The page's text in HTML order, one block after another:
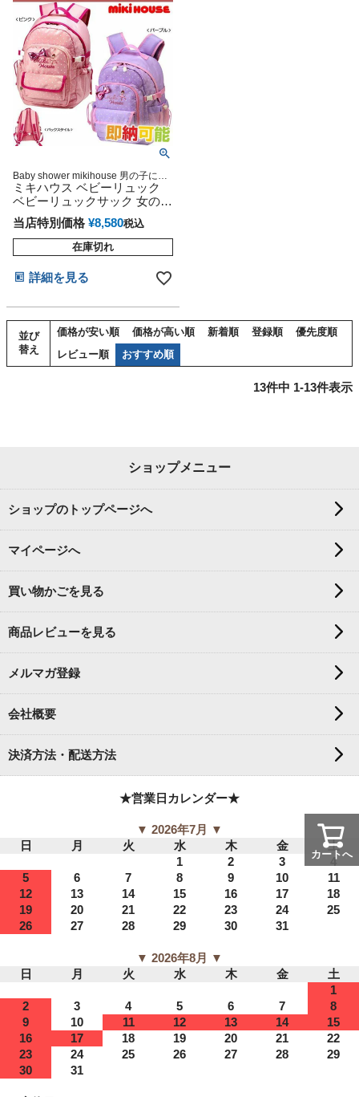
Baby shower mikihouse 男の子にも
女の子にも大人気のミキハウスギフ
ト
ミキハウス ベビーリュック
ベビーリュックサック 女の子
男の子 リーナちゃん アウト
ドア風
当店特別価格 ¥8,580税込
在庫切れ
詳細を見る
並び
替え
価格が安い順 価格が高い順 新着順 登録順
優先度順
レビュー順
おすすめ順
13件中 1-13件表示
カートへ
ショップメニュー
ショップのトップページへ
マイページへ
買い物かごを見る
商品レビューを見る
メルマガ登録
会社概要
決済方法・配送方法
★営業日カレンダー★
▼ 2026年7月 ▼
日
月 火 水 木 金
土
1
2 3
4
5
6 7 8 9 10
11
12
13 14 15 16 17
18
19
20 21 22 23 24
25
26
27 28 29 30 31
▼ 2026年8月 ▼
日
月 火 水 木 金
土
1
2
3 4 5 6 7
8
9
10 11 12 13 14
15
16
17 18 19 20 21
22
23
24 25 26 27 28
29
30
31